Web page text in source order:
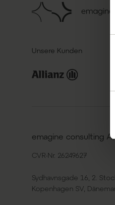
Unsere Kunden
emagine consulting
CVR-Nr. 26249627
Sydhavnsgade 16, 2.
Kopenhagen SV,